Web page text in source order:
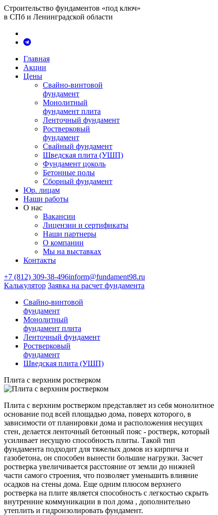
Строительство фундаментов «под ключ»
в СПб и Ленинградской области
Главная
Акции
Цены
Свайно-винтовой
фундамент
Монолитный
фундамент плита
Ленточный фундамент
Ростверковый
фундамент
Свайный фундамент
Шведская плита (УШП)
Фундамент цоколь
Бетонные полы
Сборный фундамент
Юр. лицам
Наши работы
О нас
Вакансии
Лицензии и сертификаты
Наши партнеры
О компании
Мы на выставках
Контакты
+7 (812) 309-38-496inform@fundament98.ru
Калькулятор Заявка на расчет фундамента
Свайно-винтовой
фундамент
Монолитный
фундамент плита
Ленточный фундамент
Ростверковый
фундамент
Шведская плита (УШП)
Плита с верхним ростверком
Плита с верхним ростверком представляет из себя монолитное
основание под всей площадью дома, поверх которого, в
зависимости от планировки дома и расположения несущих
стен, делается ленточный бетонный пояс - ростверк, который
усиливает несущую способность плиты. Такой тип
фундамента подходит для тяжелых домов из кирпича и
газобетона, он способен вынести большие нагрузки. Засчет
ростверка увеличивается расстояние от земли до нижней
части самого строения, что позволяет уменьшить влияние
осадков на стены дома. Еще одним плюсом верхнего
ростверка на плите является способность с легкостью скрыть
внутренние коммуникации в пол дома , дополнительно
утеплить и гидроизолировать фундамент.